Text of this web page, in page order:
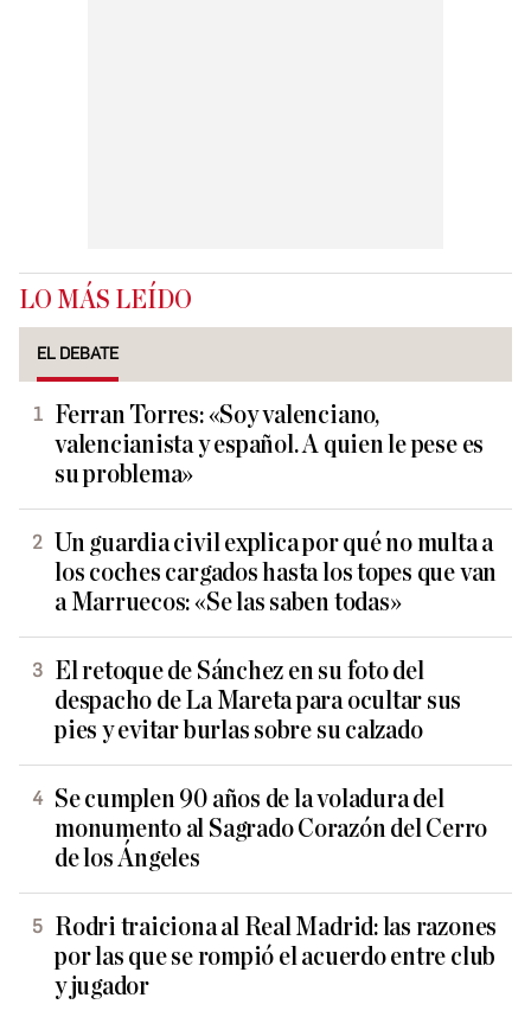
LO MÁS LEÍDO
EL DEBATE
Ferran Torres: «Soy valenciano,
valencianista y español. A quien le pese es
su problema»
Un guardia civil explica por qué no multa a
los coches cargados hasta los topes que van
a Marruecos: «Se las saben todas»
El retoque de Sánchez en su foto del
despacho de La Mareta para ocultar sus
pies y evitar burlas sobre su calzado
Se cumplen 90 años de la voladura del
monumento al Sagrado Corazón del Cerro
de los Ángeles
Rodri traiciona al Real Madrid: las razones
por las que se rompió el acuerdo entre club
y jugador